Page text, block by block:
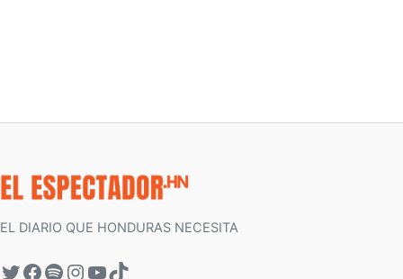
EL DIARIO QUE HONDURAS NECESITA